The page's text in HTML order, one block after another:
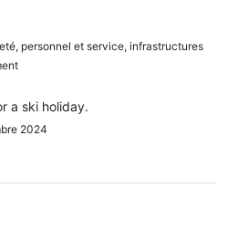
personnel et service, infrastructures
a ski holiday.
2024